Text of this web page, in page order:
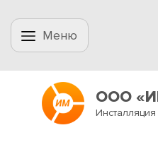
Меню
ООО